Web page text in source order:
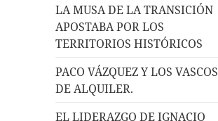
LA MUSA DE LA TRANSICIÓN
APOSTABA POR LOS
TERRITORIOS HISTÓRICOS
PACO VÁZQUEZ Y LOS VASCOS
DE ALQUILER.
EL LIDERAZGO DE IGNACIO